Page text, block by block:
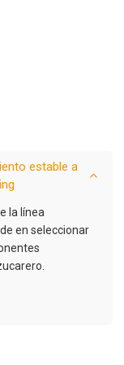
estable a
la línea
en seleccionar